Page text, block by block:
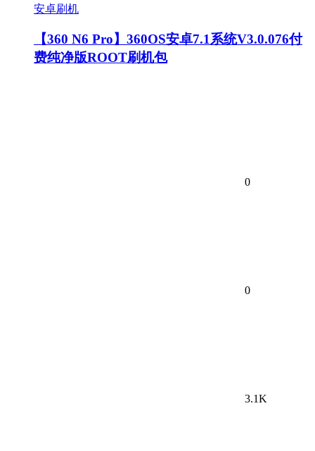
安卓刷机
【360 N6 Pro】360OS安卓7.1系统V3.0.076付
费纯净版ROOT刷机包
0
0
3.1K